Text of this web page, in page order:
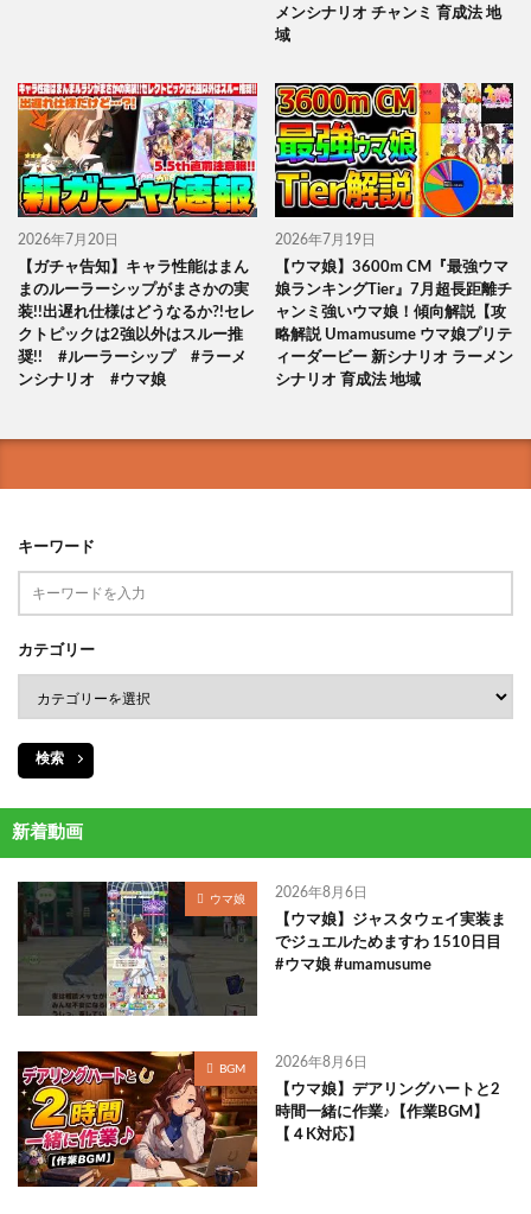
メンシナリオ チャンミ 育成法 地
域
2026年7月20日
【ガチャ告知】キャラ性能はまん
まのルーラーシップがまさかの実
装!!出遅れ仕様はどうなるか?!セレ
クトピックは2強以外はスルー推
奨!! #ルーラーシップ #ラーメ
ンシナリオ #ウマ娘
2026年7月19日
【ウマ娘】3600m CM『最強ウマ
娘ランキングTier』7月超長距離チ
ャンミ強いウマ娘！傾向解説【攻
略解説 Umamusume ウマ娘プリテ
ィーダービー 新シナリオ ラーメン
シナリオ 育成法 地域
キーワード
カテゴリー
検索
新着動画
ウマ娘 2026年8月6日
【ウマ娘】ジャスタウェイ実装ま
でジュエルためますわ 1510日目
#ウマ娘 #umamusume
BGM 2026年8月6日
【ウマ娘】デアリングハートと2
時間一緒に作業♪【作業BGM】
【４K対応】